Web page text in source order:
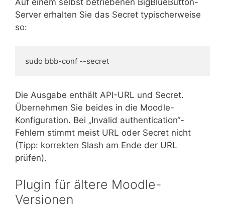
Server erhalten Sie das Secret typischerweise
so:
sudo bbb-conf --secret
Die Ausgabe enthält API-URL und Secret.
Übernehmen Sie beides in die Moodle-
Konfiguration. Bei „Invalid authentication“-
Fehlern stimmt meist URL oder Secret nicht
(Tipp: korrekten Slash am Ende der URL
prüfen).
Plugin für ältere Moodle-
Versionen